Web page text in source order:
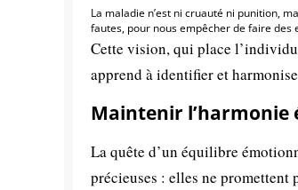
La maladie n’est ni cruauté ni punition,
fautes, pour nous empêcher de faire
Cette vision, qui place
apprend à identifier et
Maintenir l’harmonie
La quête d’un équilibre
précieuses : elles ne promettent